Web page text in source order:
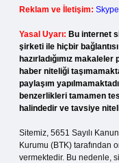
Reklam ve İletişim:
Yasal Uyarı: Bu internet
şirketi ile hiçbir
hazırladığımız
haber niteliği
paylaşım
benzerlikleri tamamen
halindedir ve tavsiye
Sitemiz, 5651 Sayılı
Kurumu (BTK) tarafından
vermektedir. Bu nedenle,